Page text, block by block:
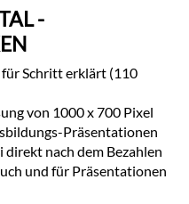
-
Schritt erklärt (110
von 1000 x 700 Pixel
Präsentationen
nach dem Bezahlen
und für Präsentationen